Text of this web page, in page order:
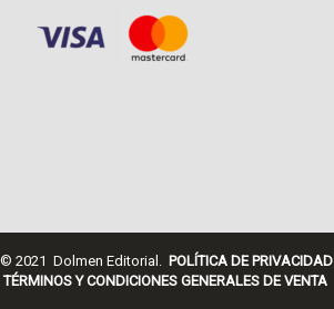
© 2021 Dolmen Editorial. POLÍTICA DE PRIVACIDAD
TÉRMINOS Y CONDICIONES GENERALES DE VENTA